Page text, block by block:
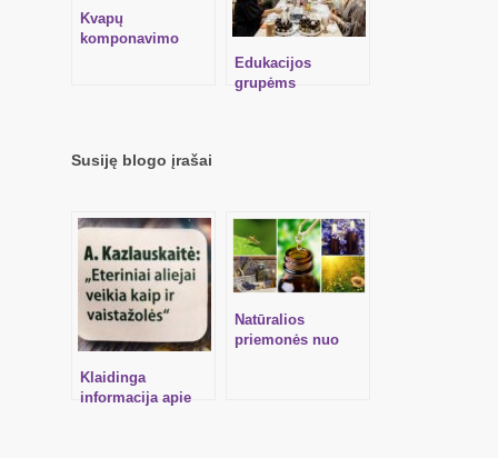
Kvapų
komponavimo
Edukacijos
grupėms
Susiję blogo įrašai
Klaidinga
informacija apie
Natūralios
priemonės nuo